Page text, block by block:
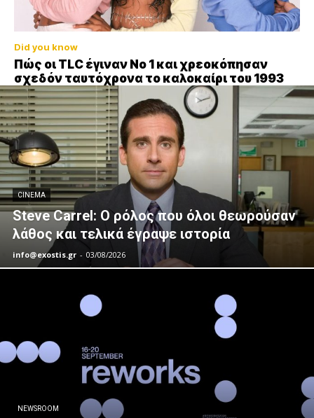
Did you know
Πώς οι TLC έγιναν Νο 1 και χρεοκόπησαν
σχεδόν ταυτόχρονα το καλοκαίρι του 1993
CINEMA
Steve Carrel: Ο ρόλος που όλοι θεωρούσαν
λάθος και τελικά έγραψε ιστορία
info@exostis.gr - 03/08/2026
NEWSROOM